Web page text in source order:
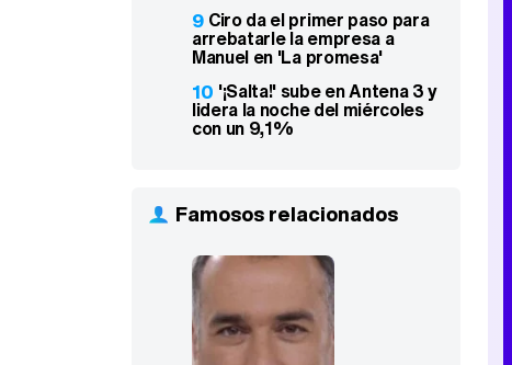
9 Ciro da el primer paso para
arrebatarle la empresa a
Manuel en 'La promesa'
10 '¡Salta!' sube en Antena 3 y
lidera la noche del miércoles
con un 9,1%
Famosos relacionados